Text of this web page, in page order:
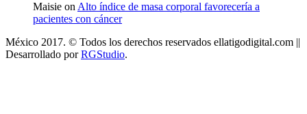
Maisie on Alto índice de masa corporal favorecería a
pacientes con cáncer
México 2017. © Todos los derechos reservados ellatigodigital.com ||
Desarrollado porRGStudio.